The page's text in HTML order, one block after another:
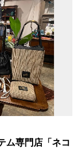
ム専門店「ネコ